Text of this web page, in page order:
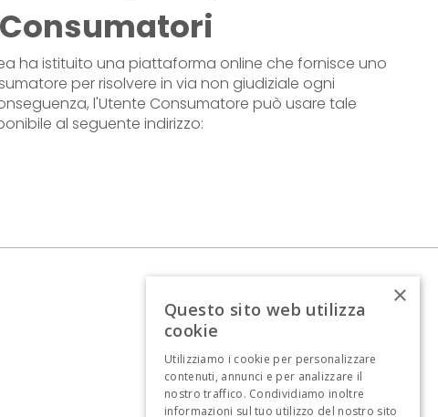
ha istituito una piattaforma online che fornisce uno
per risolvere in via non giudiziale ogni
l'Utente Consumatore può usare tale
al seguente indirizzo:
LINK IMPORTANTI
Policy & Cookie Privacy
Termini & Condizioni
×
Questo sito web utilizza
cookie
Utilizziamo i cookie per personalizzare
contenuti, annunci e per analizzare il
nostro traffico. Condividiamo inoltre
informazioni sul tuo utilizzo del nostro sito